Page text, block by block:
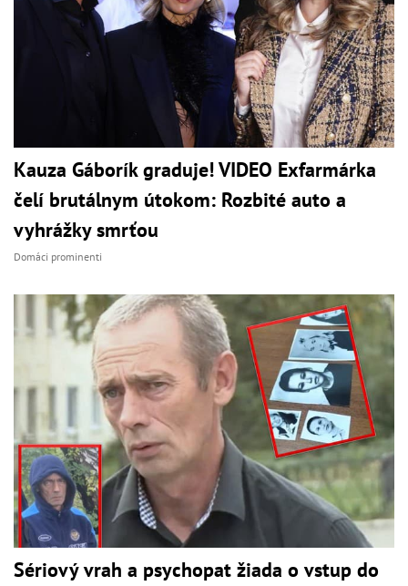
Kauza Gáborík graduje! VIDEO Exfarmárka
čelí brutálnym útokom: Rozbité auto a
vyhrážky smrťou
Domáci prominenti
Sériový vrah a psychopat žiada o vstup do